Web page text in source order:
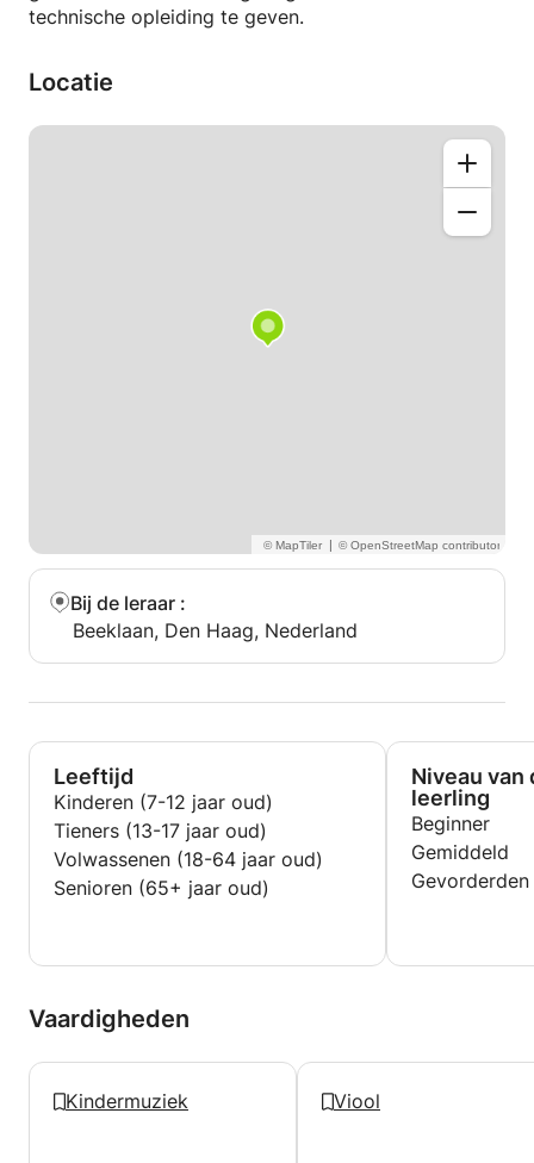
technische opleiding te geven.
Locatie
|
Bij de leraar :
Beeklaan, Den Haag, Nederland
Leeftijd
Kinderen (7-12 jaar oud)
Tieners (13-17 jaar oud)
Volwassenen (18-64 jaar oud)
Senioren (65+ jaar oud)
Niveau van
leerling
Beginner
Gemiddeld
Gevorderden
Vaardigheden
Kindermuziek Viool